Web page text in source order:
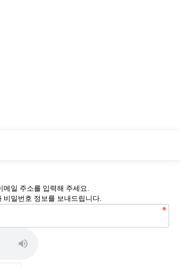
메일 주소를 입력해 주세요.
비밀번호 정보를 보내드립니다.